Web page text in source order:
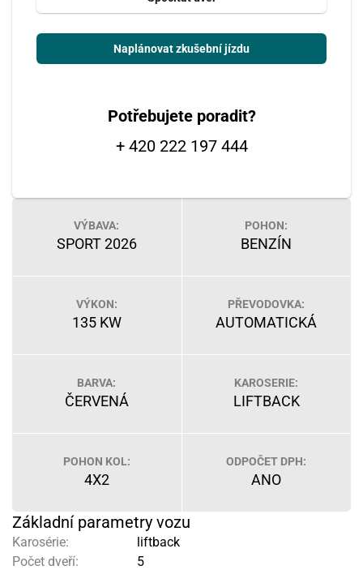
Naplánovat zkušební jízdu
Potřebujete poradit?
+ 420 222 197 444
VÝBAVA:
SPORT 2026
POHON:
BENZÍN
VÝKON:
135 KW
PŘEVODOVKA:
AUTOMATICKÁ
BARVA:
ČERVENÁ
KAROSERIE:
LIFTBACK
POHON KOL:
4X2
ODPOČET DPH:
ANO
Základní parametry vozu
Karosérie:
liftback
Počet dveří:
5